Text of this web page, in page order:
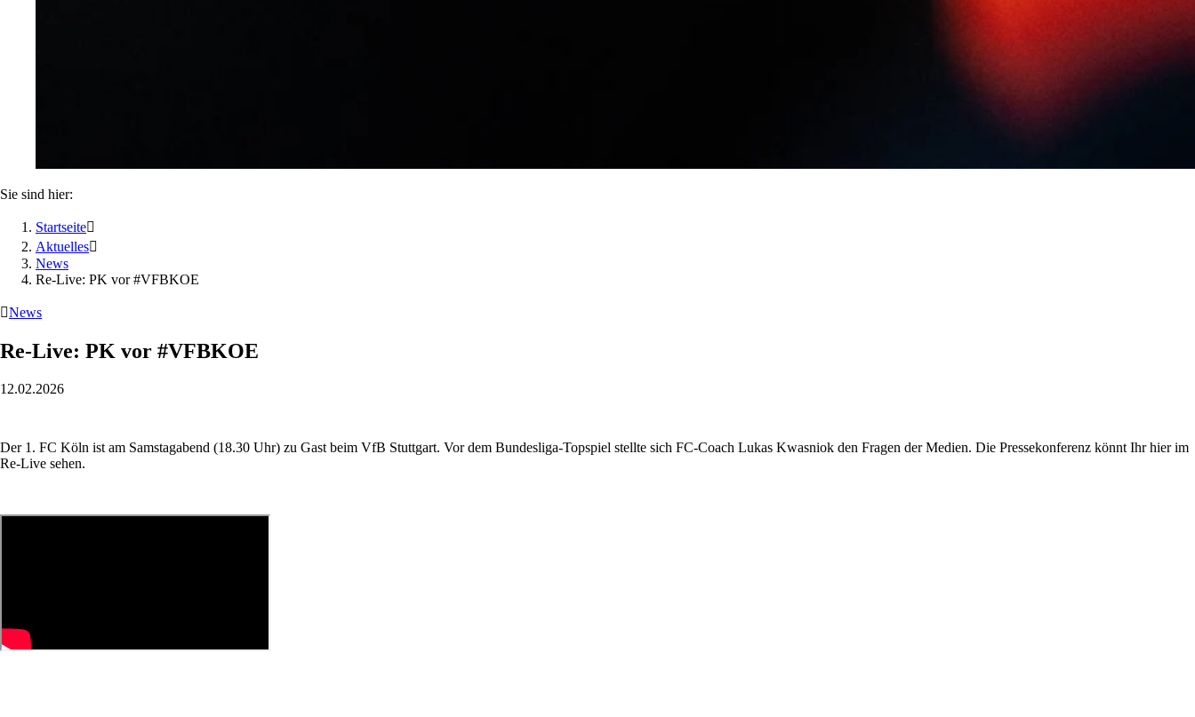
Sie sind hier:
Startseite
Aktuelles
News
Re-Live: PK vor #VFBKOE
News
Re-Live: PK vor #VFBKOE
12.02.2026
Der 1. FC Köln ist am Samstagabend (18.30 Uhr) zu Gast beim VfB Stuttgart. Vor dem Bundesliga-Topspiel stellte sich FC-Coach Lukas Kwasniok den Fragen der Medien. Die Pressekonferenz könnt Ihr hier im
Re-Live sehen.